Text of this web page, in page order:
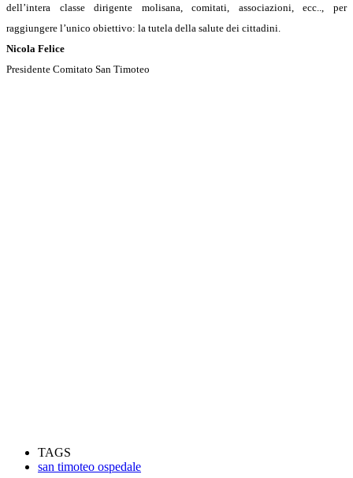
dell’intera classe dirigente molisana, comitati, associazioni, ecc.., per
raggiungere l’unico obiettivo: la tutela della salute dei cittadini.
Nicola Felice
Presidente Comitato San Timoteo
TAGS
san timoteo ospedale